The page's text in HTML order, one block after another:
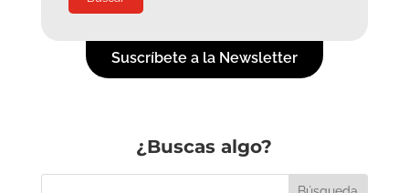
Suscríbete a la Newsletter
¿Buscas algo?